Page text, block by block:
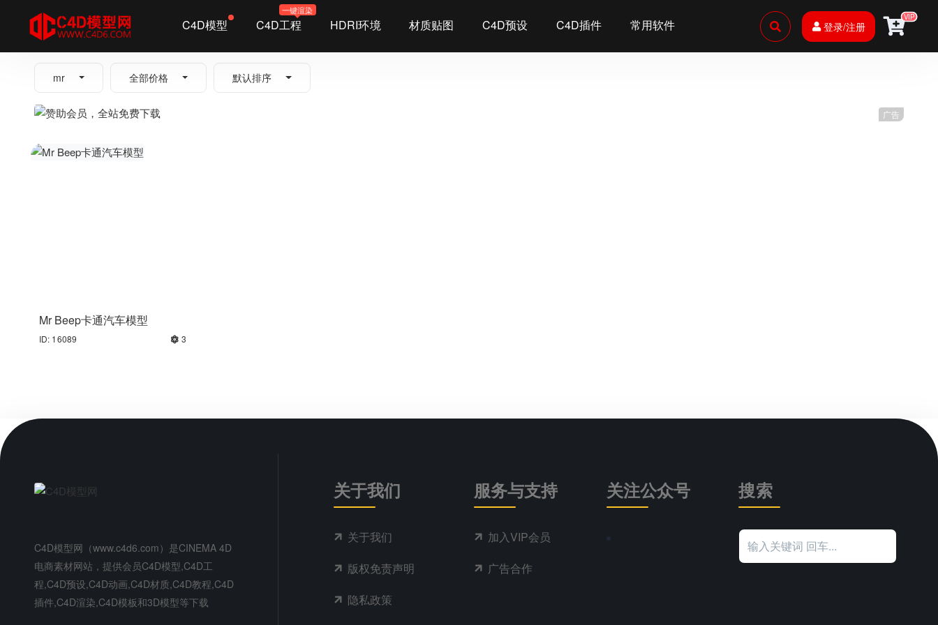
C4D模型 C4D工程
一键渲染
HDRI环境 材质贴图 C4D预设 C4D插件 常用软件 登录/注册
VIP
mr 全部价格 默认排序
广告
Mr Beep卡通汽车模型
ID: 16089 3
C4D模型网（www.c4d6.com）是CINEMA 4D
电商素材网站，提供会员C4D模型,C4D工
程,C4D预设,C4D动画,C4D材质,C4D教程,C4D
插件,C4D渲染,C4D模板和3D模型等下载
关于我们
关于我们
版权免责声明
隐私政策
服务与支持
加入VIP会员
广告合作
关注公众号 搜索